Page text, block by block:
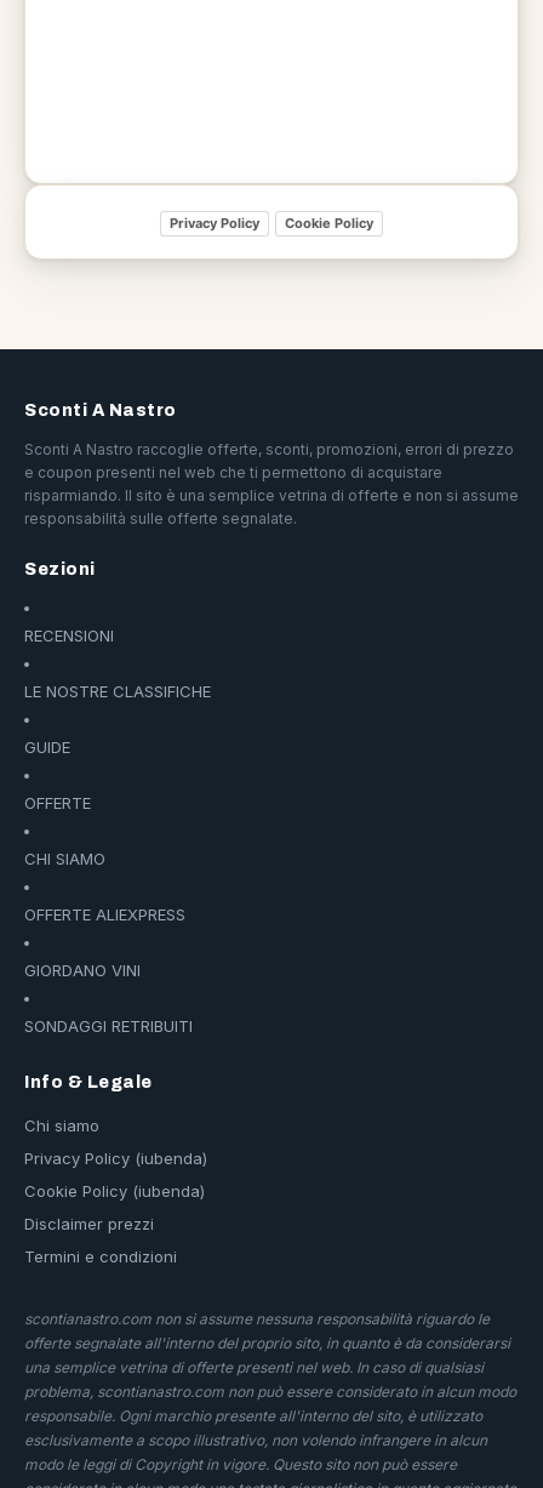
Privacy Policy Cookie Policy
Sconti A Nastro
Sconti A Nastro raccoglie offerte, sconti, promozioni, errori di prezzo
e coupon presenti nel web che ti permettono di acquistare
risparmiando. Il sito è una semplice vetrina di offerte e non si assume
responsabilità sulle offerte segnalate.
Sezioni
RECENSIONI
LE NOSTRE CLASSIFICHE
GUIDE
OFFERTE
CHI SIAMO
OFFERTE ALIEXPRESS
GIORDANO VINI
SONDAGGI RETRIBUITI
Info & Legale
Chi siamo
Privacy Policy (iubenda)
Cookie Policy (iubenda)
Disclaimer prezzi
Termini e condizioni
scontianastro.com non si assume nessuna responsabilità riguardo le
offerte segnalate all'interno del proprio sito, in quanto è da considerarsi
una semplice vetrina di offerte presenti nel web. In caso di qualsiasi
problema, scontianastro.com non può essere considerato in alcun modo
responsabile. Ogni marchio presente all'interno del sito, è utilizzato
esclusivamente a scopo illustrativo, non volendo infrangere in alcun
modo le leggi di Copyright in vigore. Questo sito non può essere